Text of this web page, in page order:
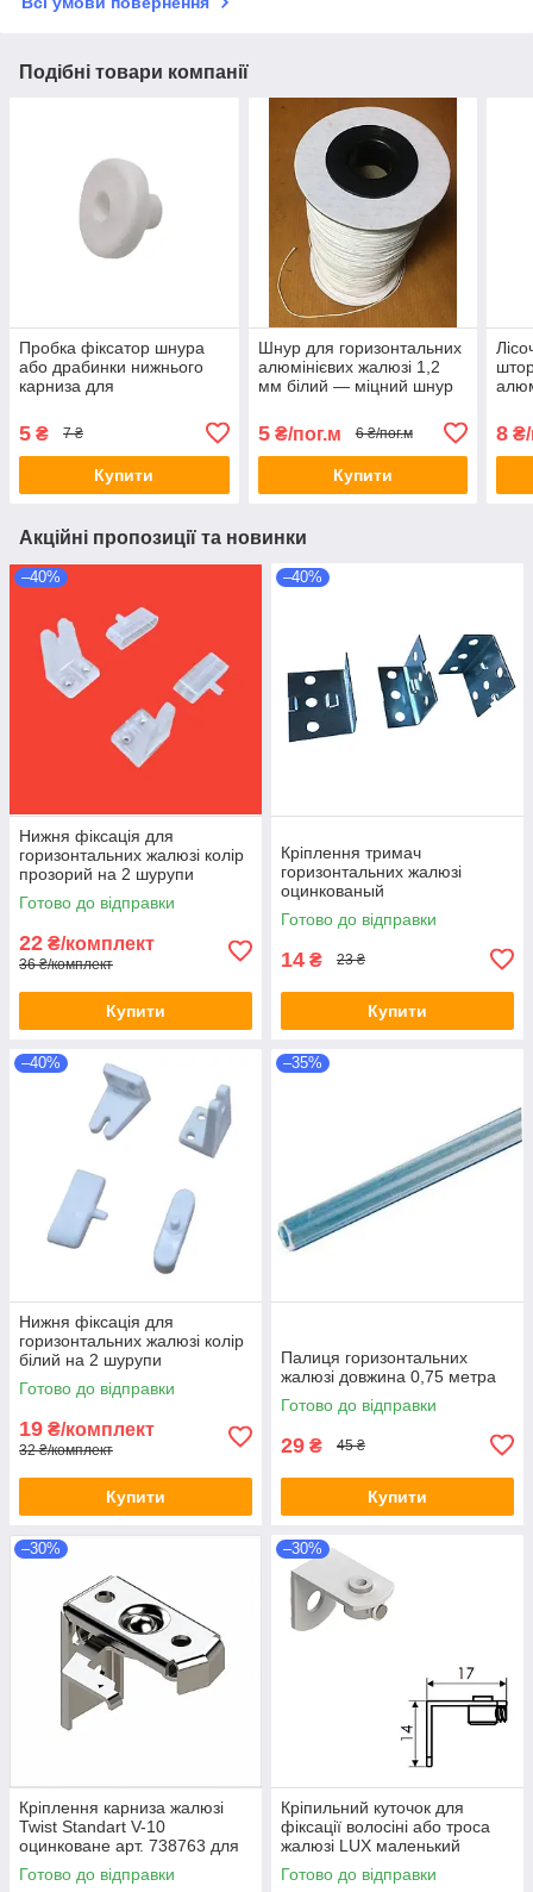
Подібні товари компанії
Пробка фіксатор шнура
або драбинки нижнього
карниза для
5 ₴ 7 ₴
Купити
Шнур для горизонтальних
алюмінієвих жалюзі 1,2
мм білий — міцний шнур
заміни
5₴/пог.м 6 ₴/пог.м
Купити
8 ₴/
Акційні пропозиції та новинки
–40%
Нижня фіксація для
горизонтальних жалюзі колір
прозорий на 2 шурупи
Готово до відправки
22 ₴/комплект
36 ₴/комплект
Купити
–40%
Кріплення тримач
горизонтальних жалюзі
оцинкованый
Готово до відправки
14 ₴ 23 ₴
Купити
–40%
Нижня фіксація для
горизонтальних жалюзі колір
білий на 2 шурупи
Готово до відправки
19 ₴/комплект
32 ₴/комплект
Купити
–35%
Палиця горизонтальних
жалюзі довжина 0,75 метра
Готово до відправки
29 ₴ 45 ₴
Купити
–30%
Кріплення карниза жалюзі
Twist Standart V-10
оцинковане арт. 738763 для
горизонтальних жалюзі та
римських штор
Готово до відправки
–30%
Кріпильний куточок для
фіксації волосіні або троса
жалюзі LUX маленький
вузький з гвинтом (код
593583)
Готово до відправки